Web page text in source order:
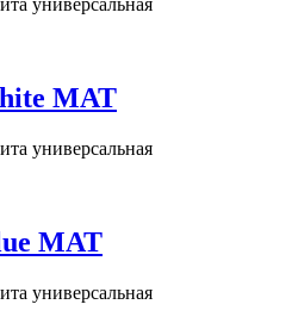
универсальная
MAT
универсальная
MAT
универсальная